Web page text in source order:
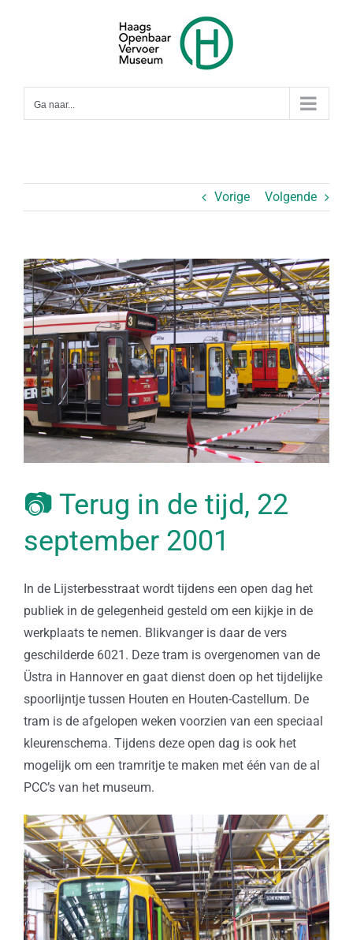
Ga naar...
Vorige Volgende
Bekijk
grotere
afbeelding
📷 Terug in de tijd, 22
september 2001
In de Lijsterbesstraat wordt tijdens een open dag het
publiek in de gelegenheid gesteld om een kijkje in de
werkplaats te nemen. Blikvanger is daar de vers
geschilderde 6021. Deze tram is overgenomen van de
Üstra in Hannover en gaat dienst doen op het tijdelijke
spoorlijntje tussen Houten en Houten-Castellum. De
tram is de afgelopen weken voorzien van een speciaal
kleurenschema. Tijdens deze open dag is ook het
mogelijk om een tramritje te maken met één van de al
PCC’s van het museum.